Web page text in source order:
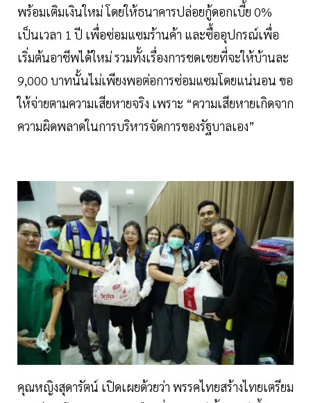
พร้อมเติมเงินใหม่ โดยให้ธนาคารปล่อยกู้ดอกเบี้ย 0%
เป็นเวลา 1 ปี เพื่อซ่อมแซมร้านค้า และซื้ออุปกรณ์เพื่อ
เริ่มต้นอาชีพได้ใหม่ รวมทั้งเรื่องการชดเชยที่จะให้บ้านละ
9,000 บาทนั้นไม่เพียงพอต่อการซ่อมแซมโดยแน่นอน ขอ
ให้จ่ายตามความเสียหายจริง เพราะ “ความเสียหายเกิดจาก
ความผิดพลาดในการบริหารจัดการของรัฐบาลเอง”
คุณหญิงสุดารัตน์ เปิดเผยด้วยว่า พรรคไทยสร้างไทยเตรียม